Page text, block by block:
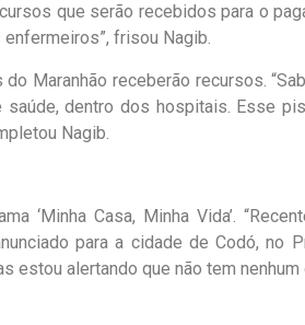
que serão recebidos para o
frisou Nagib.
Maranhão receberão recursos.
dentro dos hospitais. Esse
Nagib.
‘Minha Casa, Minha Vida’.
para a cidade de Codó, no
estou alertando que não tem